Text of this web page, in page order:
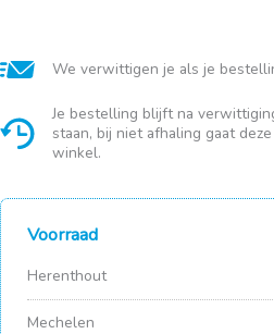
We verwittigen je als je
Je bestelling blijft na
staan, bij niet afhaling gaat
winkel.
Voorraad
Herenthout
Mechelen